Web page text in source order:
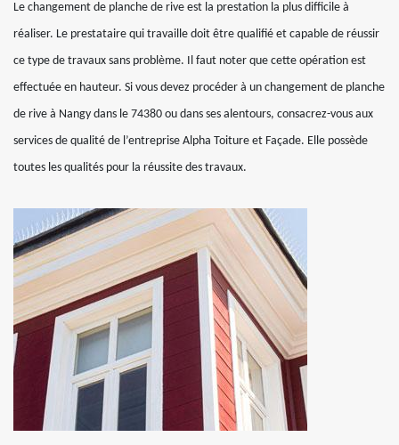
Le changement de planche de rive est la prestation la plus difficile à
réaliser. Le prestataire qui travaille doit être qualifié et capable de réussir
ce type de travaux sans problème. Il faut noter que cette opération est
effectuée en hauteur. Si vous devez procéder à un changement de planche
de rive à Nangy dans le 74380 ou dans ses alentours, consacrez-vous aux
services de qualité de l’entreprise Alpha Toiture et Façade. Elle possède
toutes les qualités pour la réussite des travaux.